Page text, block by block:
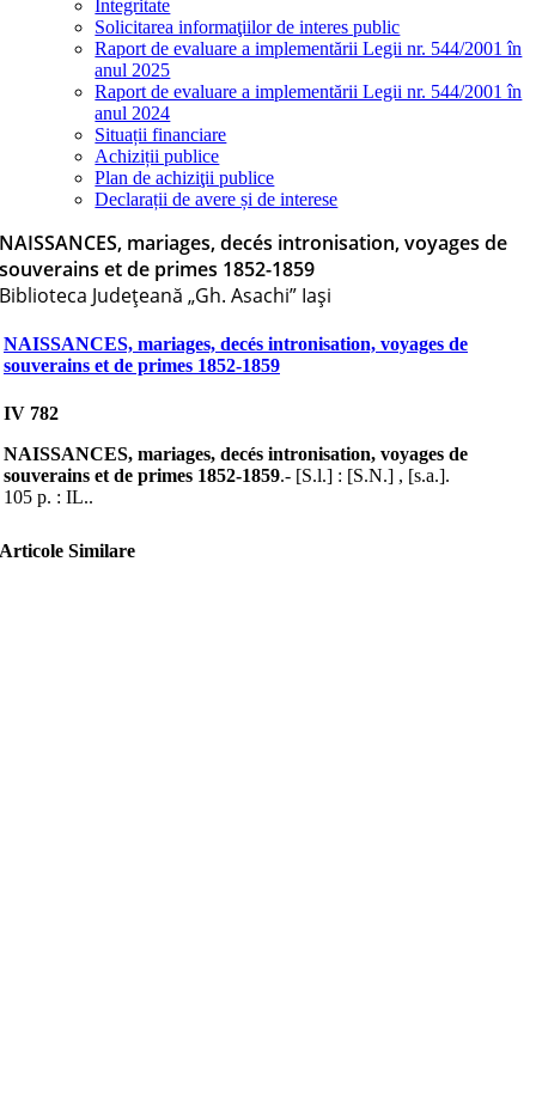
Integritate
Solicitarea informaţiilor de interes public
Raport de evaluare a implementării Legii nr. 544/2001 în
anul 2025
Raport de evaluare a implementării Legii nr. 544/2001 în
anul 2024
Situații financiare
Achiziții publice
Plan de achiziţii publice
Declarații de avere și de interese
NAISSANCES, mariages, decés intronisation, voyages de
souverains et de primes 1852-1859
Biblioteca Judeţeană „Gh. Asachi” Iaşi
NAISSANCES, mariages, decés intronisation, voyages de
souverains et de primes 1852-1859
IV 782
NAISSANCES, mariages, decés intronisation, voyages de
souverains et de primes 1852-1859.- [S.l.] : [S.N.] , [s.a.].
105 p. : IL..
Articole Similare